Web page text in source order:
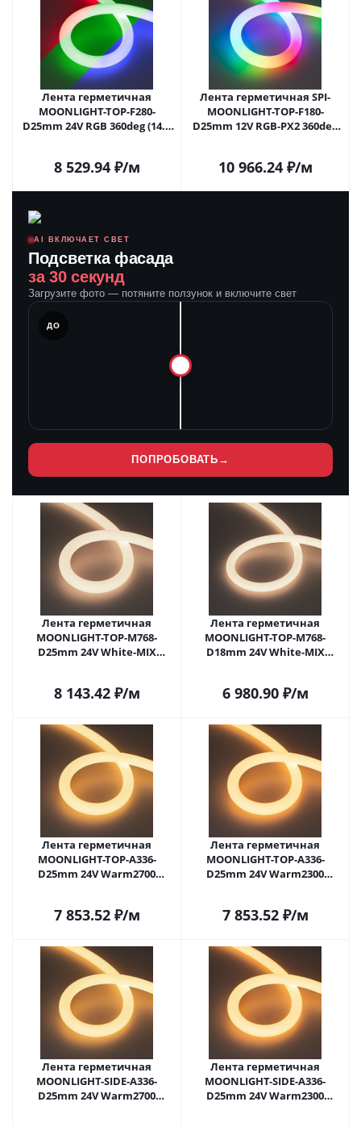
Лента герметичная
MOONLIGHT-TOP-F280-
D25mm 24V RGB 360deg (14.4
года)
8 529.94₽/м
Лента герметичная SPI-
MOONLIGHT-TOP-F180-
D25mm 12V RGB-PX2 360deg
года)
10 966.24₽/м
AI ВКЛЮЧАЕТ СВЕТ
Подсветка фасада
за 30 секунд
Загрузите фото — потяните ползунок и включите свет
ДО
ПОПРОБОВАТЬ →
Лента герметичная
MOONLIGHT-TOP-M768-
D25mm 24V White-MIX
прямой, 3 года)
8 143.42₽/м
Лента герметичная
MOONLIGHT-TOP-M768-
D18mm 24V White-MIX
прямой, 3 года)
6 980.90₽/м
Лента герметичная
MOONLIGHT-TOP-A336-
D25mm 24V Warm2700
прямой, 3 года)
7 853.52₽/м
Лента герметичная
MOONLIGHT-TOP-A336-
D25mm 24V Warm2300
прямой, 3 года)
7 853.52₽/м
Лента герметичная
MOONLIGHT-SIDE-A336-
D25mm 24V Warm2700
Лента герметичная
MOONLIGHT-SIDE-A336-
D25mm 24V Warm2300